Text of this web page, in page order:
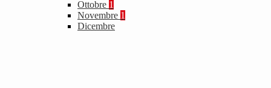
Ottobre 1
Novembre 1
Dicembre